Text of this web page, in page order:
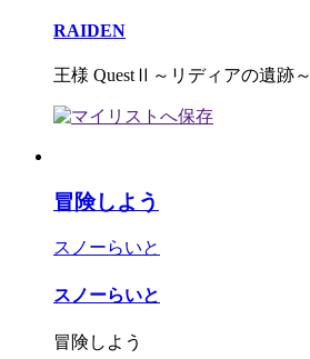
RAIDEN
王様 QuestⅡ～リディアの遺跡～
冒険しよう
スノーらいと
スノーらいと
冒険しよう